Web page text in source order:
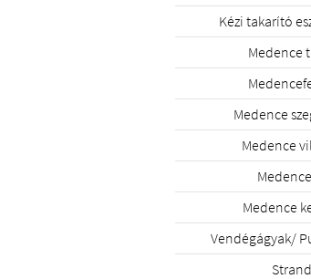
Kézi takarító
Medence
Medence
Medence
Medence
Vendégágyak/